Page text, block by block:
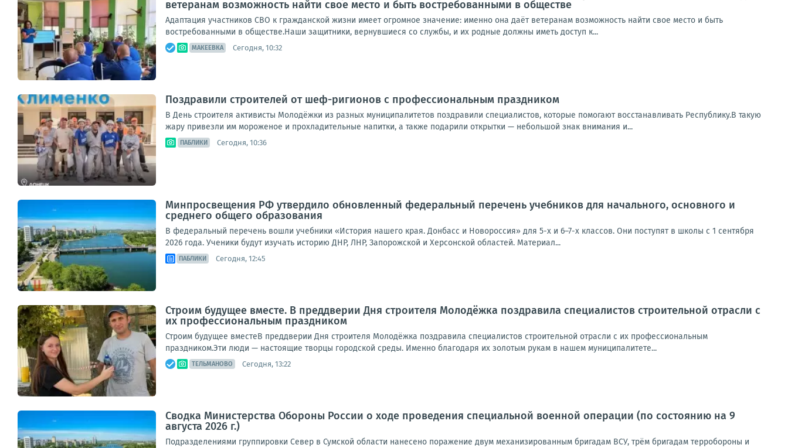
ветеранам возможность найти свое место и быть востребованными в обществе
Адаптация участников СВО к гражданской жизни имеет огромное значение: именно она даёт ветеранам возможность найти свое место и быть
востребованными в обществе.Наши защитники, вернувшиеся со службы, и их родные должны иметь доступ к...
МАКЕЕВКА Сегодня, 10:32
Поздравили строителей от шеф-ригионов с профессиональным праздником
В День строителя активисты Молодёжки из разных муниципалитетов поздравили специалистов, которые помогают восстанавливать Республику.В такую
жару привезли им мороженое и прохладительные напитки, а также подарили открытки — небольшой знак внимания и...
ПАБЛИКИ Сегодня, 10:36
Минпросвещения РФ утвердило обновленный федеральный перечень учебников для начального, основного и
среднего общего образования
В федеральный перечень вошли учебники «История нашего края. Донбасс и Новороссия» для 5-х и 6–7-х классов. Они поступят в школы с 1 сентября
2026 года. Ученики будут изучать историю ДНР, ЛНР, Запорожской и Херсонской областей. Материал...
ПАБЛИКИ Сегодня, 12:45
Строим будущее вместе. В преддверии Дня строителя Молодёжка поздравила специалистов строительной отрасли с
их профессиональным праздником
Строим будущее вместеВ преддверии Дня строителя Молодёжка поздравила специалистов строительной отрасли с их профессиональным
праздником.Эти люди — настоящие творцы городской среды. Именно благодаря их золотым рукам в нашем муниципалитете...
ТЕЛЬМАНОВО Сегодня, 13:22
Сводка Министерства Обороны России о ходе проведения специальной военной операции (по состоянию на 9
августа 2026 г.)
Подразделениями группировки Север в Сумской области нанесено поражение двум механизированным бригадам ВСУ, трём бригадам терробороны и